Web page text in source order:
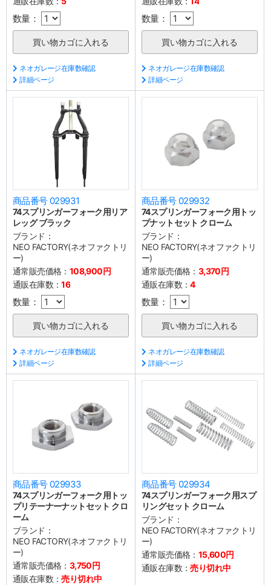
数量：
ネオガレージ在庫数確認
詳細ページ
数量：
ネオガレージ在庫数確認
詳細ページ
商品番号 029931
74スプリンガーフォーク用リア
レッグ ブラック
ブランド：
NEO FACTORY(ネオファクトリ
ー)
通常販売価格： 108,900円
通販在庫数：16
数量：
ネオガレージ在庫数確認
詳細ページ
商品番号 029932
74スプリンガーフォーク用トッ
プナットセット クローム
ブランド：
NEO FACTORY(ネオファクトリ
ー)
通常販売価格： 3,370円
通販在庫数：4
数量：
ネオガレージ在庫数確認
詳細ページ
商品番号 029933
74スプリンガーフォーク用トッ
プリテーナーナットセット クロ
ーム
ブランド：
NEO FACTORY(ネオファクトリ
ー)
通常販売価格： 3,750円
通販在庫数：売り切れ中
商品番号 029934
74スプリンガーフォーク用スプ
リングセット クローム
ブランド：
NEO FACTORY(ネオファクトリ
ー)
通常販売価格： 15,600円
通販在庫数：売り切れ中